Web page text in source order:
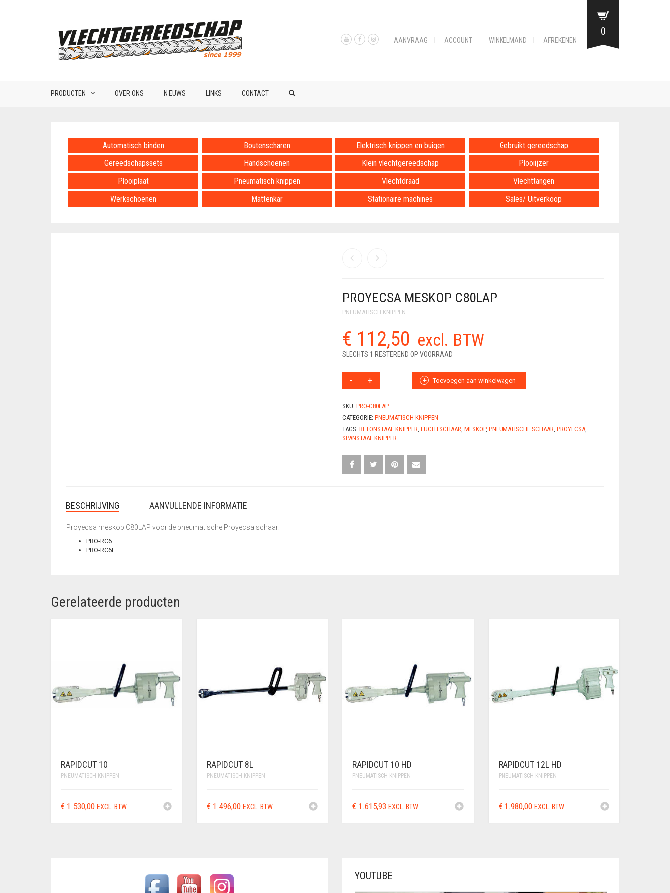
AANVRAAG ACCOUNT WINKELMAND AFREKENEN
0
PRODUCTEN OVER ONS NIEUWS LINKS CONTACT
Automatisch binden Boutenscharen Elektrisch knippen en buigen
Gebruikt gereedschap
Gereedschapssets
Handschoenen Klein vlechtgereedschap
Plooiijzer
Plooiplaat
Pneumatisch knippen Vlechtdraad
Vlechttangen
Werkschoenen
Mattenkar Stationaire machines Sales/ Uitverkoop
PROYECSA MESKOP C80LAP
PNEUMATISCH KNIPPEN
€ 112,50 excl. BTW
SLECHTS 1 RESTEREND OP VOORRAAD
AANTAL
Toevoegen aan winkelwagen
SKU: PRO-C80LAP
CATEGORIE: PNEUMATISCH KNIPPEN
TAGS: BETONSTAAL KNIPPER, LUCHTSCHAAR, MESKOP, PNEUMATISCHE SCHAAR, PROYECSA,
SPANSTAAL KNIPPER
BESCHRIJVING AANVULLENDE INFORMATIE
Proyecsa meskop C80LAP voor de pneumatische Proyecsa schaar:
PRO-RC6
PRO-RC6L
Gerelateerde producten
RAPIDCUT 10
PNEUMATISCH KNIPPEN
€ 1.530,00 EXCL. BTW
RAPIDCUT 8L
PNEUMATISCH KNIPPEN
€ 1.496,00 EXCL. BTW
RAPIDCUT 10 HD
PNEUMATISCH KNIPPEN
€ 1.615,93 EXCL. BTW
RAPIDCUT 12L HD
PNEUMATISCH KNIPPEN
€ 1.980,00 EXCL. BTW
YOUTUBE